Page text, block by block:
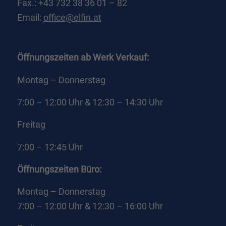
Fax.: +43 732 38 36 01 – 82
Email: office@elfin.at
Öffnungszeiten ab Werk Verkauf:
Montag – Donnerstag
7:00 – 12:00 Uhr & 12:30 – 14:30 Uhr
Freitag
7:00 – 12:45 Uhr
Öffnungszeiten Büro:
Montag – Donnerstag
7:00 – 12:00 Uhr & 12:30 – 16:00 Uhr